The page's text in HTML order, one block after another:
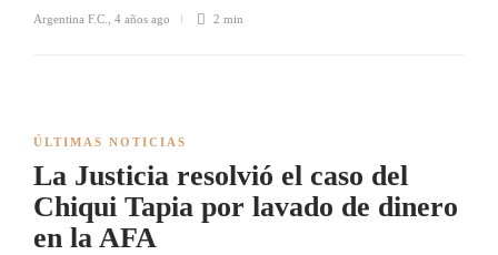
Argentina F.C. 4 años ago 2 min
ÚLTIMAS NOTICIAS
La Justicia resolvió el caso del
Chiqui Tapia por lavado de dinero
en la AFA